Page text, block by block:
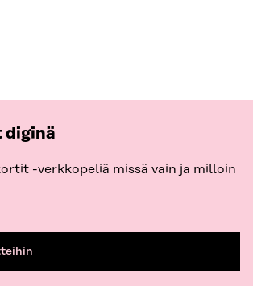
diginä
-verkkopeliä missä vain ja milloin